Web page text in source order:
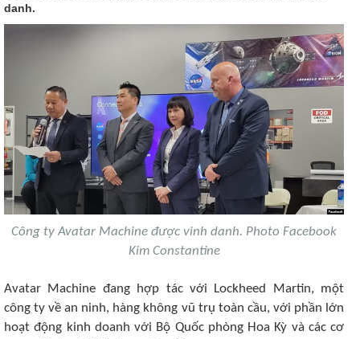
danh.
Công ty Avatar Machine được vinh danh. Photo Facebook
Kim Constantine
Avatar Machine đang hợp tác với Lockheed Martin, một
công ty về an ninh, hàng không vũ trụ toàn cầu, với phần lớn
hoạt động kinh doanh với Bộ Quốc phòng Hoa Kỳ và các cơ